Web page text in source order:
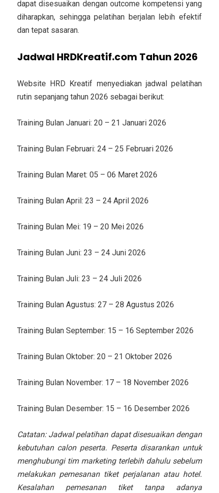
dapat disesuaikan dengan outcome kompetensi yang
diharapkan, sehingga pelatihan berjalan lebih efektif
dan tepat sasaran.
Jadwal HRDKreatif.com Tahun 2026
Website HRD Kreatif menyediakan jadwal pelatihan
rutin sepanjang tahun 2026 sebagai berikut:
Training Bulan Januari: 20 – 21 Januari 2026
Training Bulan Februari: 24 – 25 Februari 2026
Training Bulan Maret: 05 – 06 Maret 2026
Training Bulan April: 23 – 24 April 2026
Training Bulan Mei: 19 – 20 Mei 2026
Training Bulan Juni: 23 – 24 Juni 2026
Training Bulan Juli: 23 – 24 Juli 2026
Training Bulan Agustus: 27 – 28 Agustus 2026
Training Bulan September: 15 – 16 September 2026
Training Bulan Oktober: 20 – 21 Oktober 2026
Training Bulan November: 17 – 18 November 2026
Training Bulan Desember: 15 – 16 Desember 2026
Catatan: Jadwal pelatihan dapat disesuaikan dengan
kebutuhan calon peserta. Peserta disarankan untuk
menghubungi tim marketing terlebih dahulu sebelum
melakukan pemesanan tiket perjalanan atau hotel.
Kesalahan pemesanan tiket tanpa adanya